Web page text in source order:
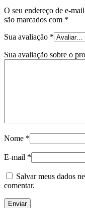
O seu endereço de e-
são marcados com *
Sua avaliação *
Sua avaliação sobre o
Nome *
E-mail *
Salvar meus dados
comentar.